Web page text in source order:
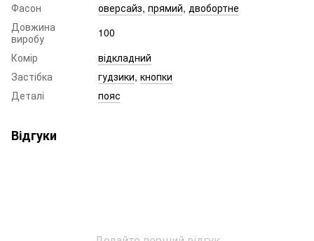
Фасон
оверсайз, прямий, двобортне
Довжина
виробу
100
Комір
відкладний
Застібка
гудзики, кнопки
Деталі
пояс
Відгуки